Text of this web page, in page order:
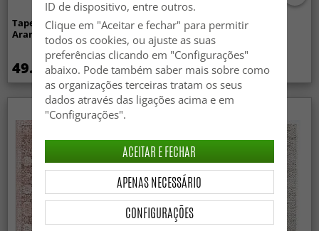
Tapete shaggy ondulado -
Aranga Super Soft Fur (bege)
49.99 €
Tapete para interior e
exterior - Arlo (bege)
59.99 €
ID de dispositivo, entre outros.
Clique em "Aceitar e fechar" para permitir
todos os cookies, ou ajuste as suas
preferências clicando em "Configurações"
abaixo. Pode também saber mais sobre como
as organizações terceiras tratam os seus
dados através das ligações acima e em
"Configurações".
CONFIGURAÇÕES
APENAS NECESSÁRIO
ACEITAR E FECHAR